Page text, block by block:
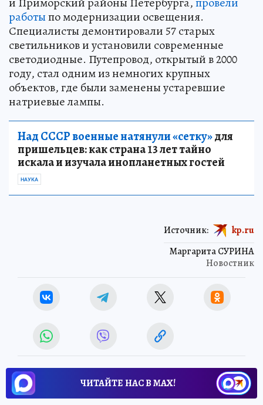
работыпо модернизации освещения.
Специалисты демонтировали 57 старых
светильников и установили современные
светодиодные. Путепровод, открытый в 2000
году, стал одним из немногих крупных
объектов, где были заменены устаревшие
натриевые лампы.
Над СССР военные натянули «сетку»для
пришельцев: как страна 13 лет тайно
искала и изучала инопланетных гостей
НАУКА
Маргарита СУРИНА
Новостник
Источник: kp.ru
ЧИТАЙТЕ НАС В МАХ!